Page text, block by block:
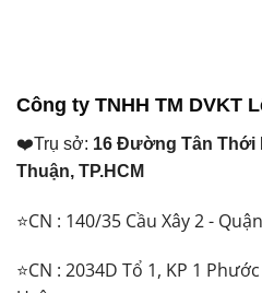
Nào?
Chọn
2026
Nào
Lắp?
Nước
Cho
Công ty TNHH TM DVKT
❤️Trụ sở: 16 Đường Tân Thới
Thuận, TP.HCM
⭐CN : 140/35 Cầu Xây 2 -
⭐CN : 2034D Tổ 1, KP 1